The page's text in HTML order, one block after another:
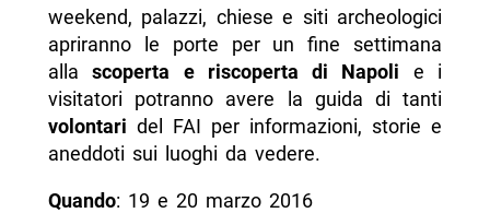
weekend, palazzi, chiese e siti archeologici
apriranno le porte per un fine settimana
allascoperta e riscoperta di Napoli e i
visitatori potranno avere la guida di tanti
volontari del FAI per informazioni, storie e
aneddoti sui luoghi da vedere.
Quando: 19 e 20 marzo 2016